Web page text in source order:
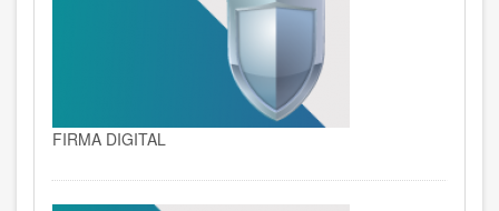
FIRMA DIGITAL